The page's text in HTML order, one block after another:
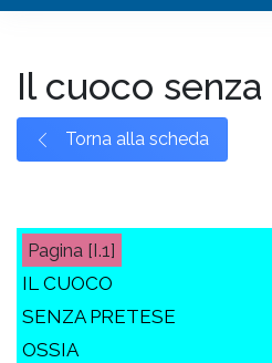
Il cuoco
Torna alla scheda
[I.1]
IL CUOCO
SENZA PRETESE
OSSIA